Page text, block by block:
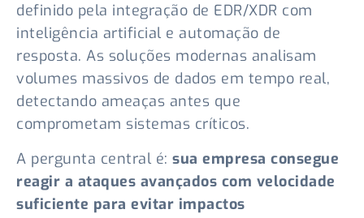
definido pela integração de EDR/XDR com
inteligência artificial e automação de
resposta. As soluções modernas analisam
volumes massivos de dados em tempo real,
detectando ameaças antes que
comprometam sistemas críticos.
A pergunta central é: sua empresa consegue
reagir a ataques avançados com velocidade
suficiente para evitar impactos